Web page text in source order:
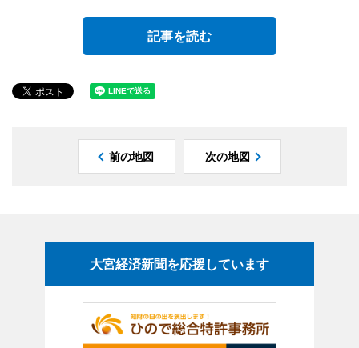
記事を読む
前の地図 次の地図
大宮経済新聞を応援しています